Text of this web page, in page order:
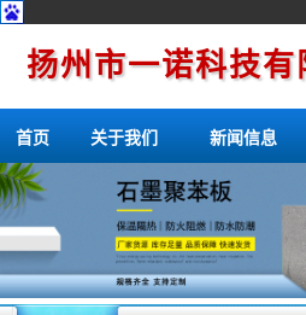
扬州市一诺科技有
首页 关于我们 新闻信息